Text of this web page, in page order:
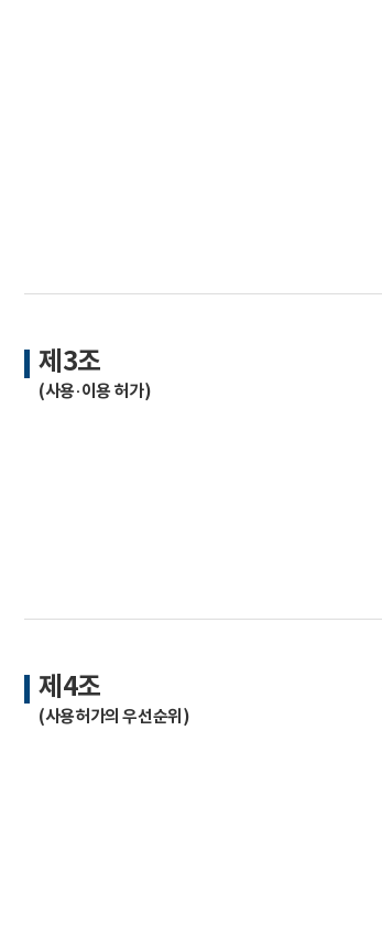
제3조
(사용·이용 허가)
제4조
(사용허가의 우선순위)